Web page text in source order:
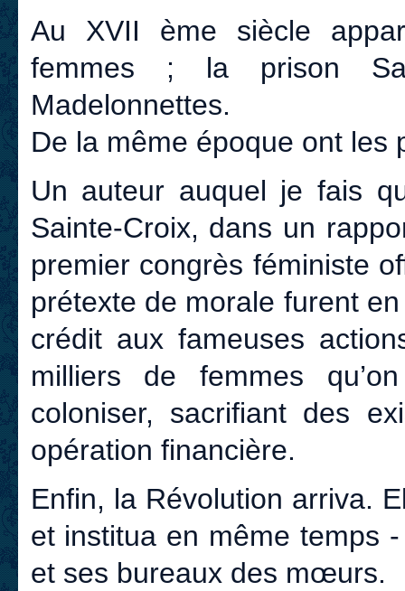
Au XVII ème siècle
femmes ; la prison
Madelonnettes.
De la même époque ont les
Un auteur auquel je fais
Sainte-Croix, dans un
premier congrès féministe
prétexte de morale furent
crédit aux fameuses
milliers de femmes
coloniser, sacrifiant des
opération financière.
Enfin, la Révolution arriva.
et institua en même temps
et ses bureaux des mœurs.